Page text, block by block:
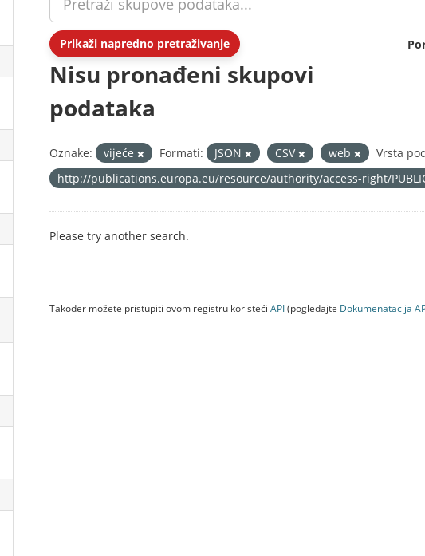
Prikaži napredno pretraživanje
Nisu pronađeni skupovi
podataka
Oznake: vijeće Formati: JSON CSV web
Vrsta
http://publications.europa.eu/resource/authority/access-right/
Please try another search.
Također možete pristupiti ovom registru koristeći API(pogledajte Dokumenаtаcijа